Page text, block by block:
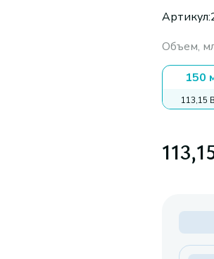
Артикул:
Объем,
150
113,15